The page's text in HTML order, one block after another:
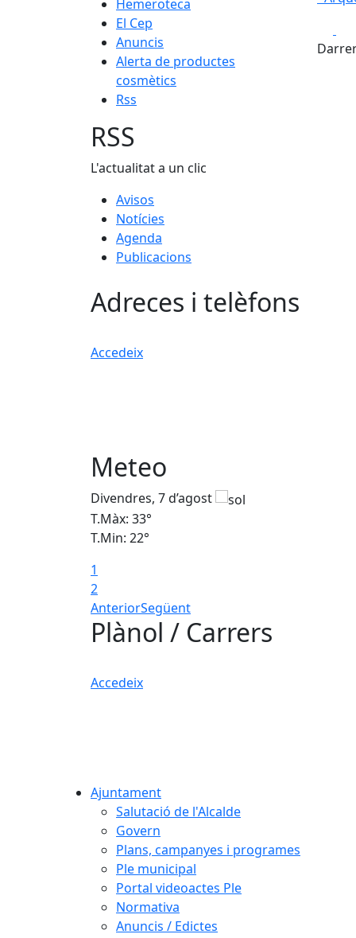
Hemeroteca
El Cep
Anuncis
Alerta de productes
cosmètics
Rss
RSS
L'actualitat a un clic
Avisos
Notícies
Agenda
Publicacions
Adreces i telèfons
Accedeix
Meteo
Divendres, 7 d’agost
T.Màx: 33°
T.Min: 22°
1
2
AnteriorSegüent
Plànol / Carrers
Accedeix
Ajuntament
Salutació de l'Alcalde
Govern
Plans, campanyes i programes
Ple municipal
Portal videoactes Ple
Normativa
Anuncis / Edictes